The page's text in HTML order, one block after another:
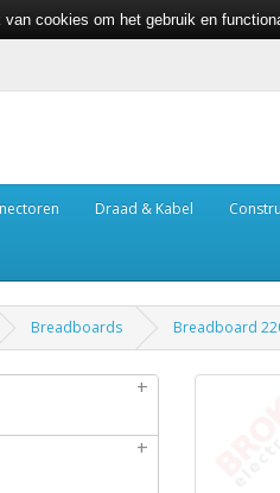
Draad & Kabel
Breadboards Breadboard
+
+
cookies om het gebruik en